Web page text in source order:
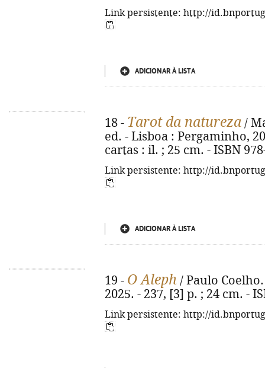
Link persistente: http://
ADICIONAR À LISTA
18 - Tarot da natureza /
ed. - Lisboa : Pergaminho,
cartas : il. ; 25 cm. - ISBN
Link persistente: http://
ADICIONAR À LISTA
19 - O Aleph / Paulo
2025. - 237, [3] p. ; 24 cm. -
Link persistente: http://